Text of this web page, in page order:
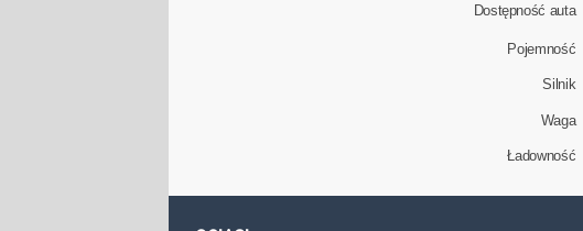
Dostępność auta
Pojemność
Silnik
Waga
Ładowność